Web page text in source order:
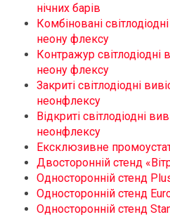
нічних барів
Комбіновані
неону флексу
Контражур світлодіодні
неону флексу
Закриті світлодіодні
неонфлексу
Відкриті світлодіодні
неонфлексу
Ексклюзивне
Двосторонній стенд
Односторонній стенд
Односторонній стенд
Односторонній стенд